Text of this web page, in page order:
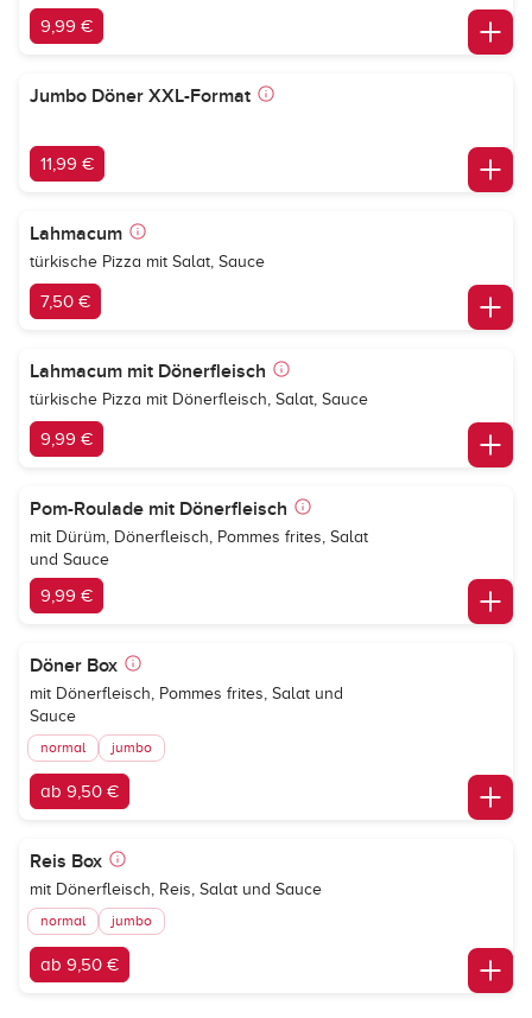
9,99 €
Jumbo Döner XXL-Format
11,99 €
Lahmacum
türkische Pizza mit Salat, Sauce
7,50 €
Lahmacum mit Dönerfleisch
türkische Pizza mit Dönerfleisch, Salat, Sauce
9,99 €
Pom-Roulade mit Dönerfleisch
mit Dürüm, Dönerfleisch, Pommes frites, Salat
und Sauce
9,99 €
Döner Box
mit Dönerfleisch, Pommes frites, Salat und
Sauce
normal jumbo
ab 9,50 €
Reis Box
mit Dönerfleisch, Reis, Salat und Sauce
normal jumbo
ab 9,50 €